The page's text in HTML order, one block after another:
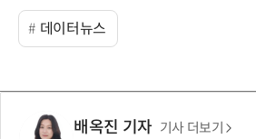
데이터뉴스
배옥진 기자 기사 더보기